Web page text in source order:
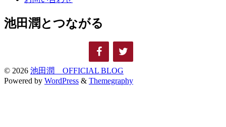
池田潤とつながる
© 2026 池田潤 OFFICIAL BLOG
Powered by WordPress & Themegraphy